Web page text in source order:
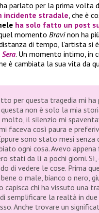
ha parlato per la prima volta
incidente stradale, che è
ha solo fatto un post
momento Bravinon ha
di tempo, l’artista si
. Un momento intimo, in
è cambiata la sua vita da
per questa tragedia mi
non è solo la mia
il silenzio mi
faceva così paura e
sono stato mesi senza
ogni cosa. Avevo
stati da lì a pochi giorni.
di vedere le cose. Prima
o male, bianco o nero,
capisca chi ha vissuto una
semplificare la realtà in
Anche trovare un